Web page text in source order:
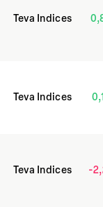
Teva Indices
Teva Indices
Teva Indices -